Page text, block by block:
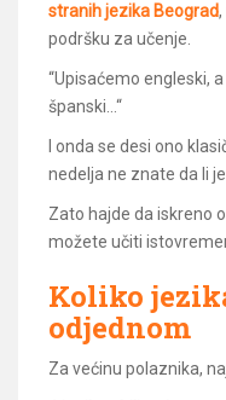
stranih jezika Beograd
podršku za učenje.
“Upisaćemo engleski,
španski…“
I onda se desi ono
nedelja ne znate da li je
Zato hajde da iskreno
možete učiti
Koliko
odjednom
Za većinu polaznika,